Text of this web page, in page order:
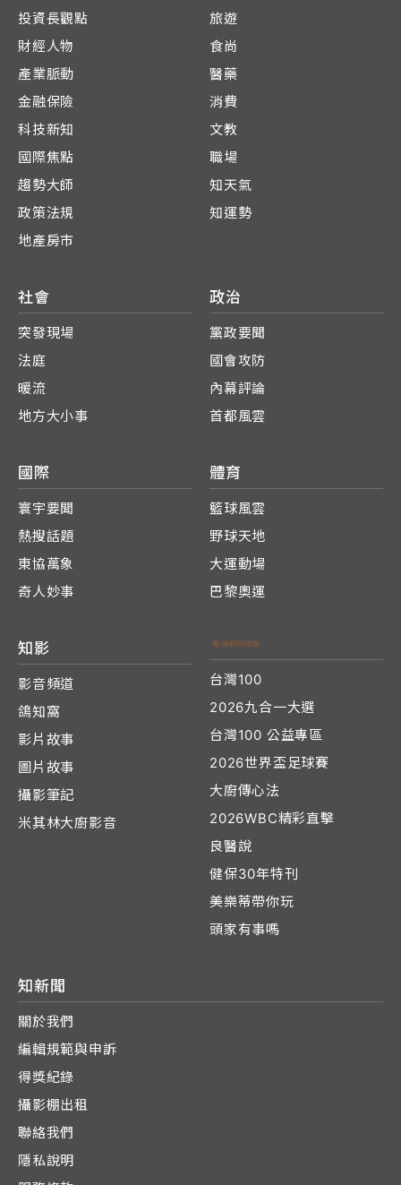
投資長觀點
財經人物
產業脈動
金融保險
科技新知
國際焦點
趨勢大師
政策法規
地產房市
旅遊
食尚
醫藥
消費
文教
職場
知天氣
知運勢
社會
突發現場
法庭
暖流
地方大小事
政治
黨政要聞
國會攻防
內幕評論
首都風雲
國際
寰宇要聞
熱搜話題
東協萬象
奇人妙事
體育
籃球風雲
野球天地
大運動場
巴黎奧運
知影
影音頻道
鴿知窩
影片故事
圖片故事
攝影筆記
米其林大廚影音
台灣100
2026九合一大選
台灣100 公益專區
2026世界盃足球賽
大廚傳心法
2026WBC精彩直擊
良醫說
健保30年特刊
美樂蒂帶你玩
頭家有事嗎
知新聞
關於我們
編輯規範與申訴
得獎紀錄
攝影棚出租
聯絡我們
隱私說明